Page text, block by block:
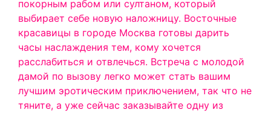
покорным рабом или султаном, который
выбирает себе новую наложницу. Восточные
красавицы в городе Москва готовы дарить
часы наслаждения тем, кому хочется
расслабиться и отвлечься. Встреча с молодой
дамой по вызову легко может стать вашим
лучшим эротическим приключением, так что не
тяните, а уже сейчас заказывайте одну из